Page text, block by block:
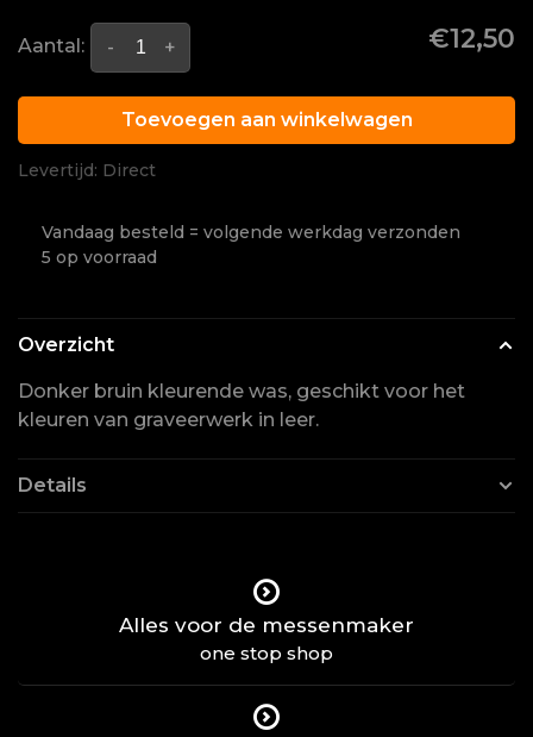
Aantal: +
- €12,50
Toevoegen aan winkelwagen
Levertijd: Direct
Vandaag besteld = volgende werkdag verzonden
5 op voorraad
Overzicht
Donker bruin kleurende was, geschikt voor het
kleuren van graveerwerk in leer.
Details
Alles voor de messenmaker
one stop shop